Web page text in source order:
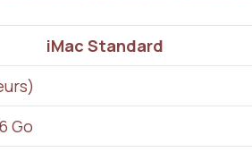
iMac Standard
Go